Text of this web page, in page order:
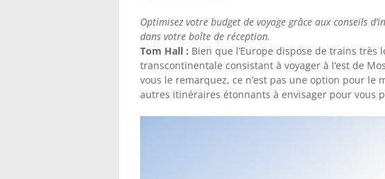
Optimisez votre budget de voyage grâce aux conseils
dans votre boîte de réception.
Tom Hall : Bien que l’Europe dispose de trains très
transcontinentale consistant à voyager à l’est de
vous le remarquez, ce n’est pas une option pour
autres itinéraires étonnants à envisager pour vous